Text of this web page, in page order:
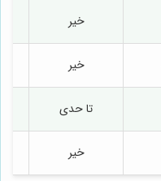
خیر
خیر
تا حدی
خیر